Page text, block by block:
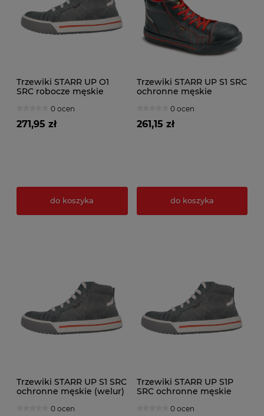
Trzewiki STARR UP O1
SRC robocze męskie
0 ocen
271,95 zł
do koszyka
Trzewiki STARR UP S1 SRC
ochronne męskie
0 ocen
261,15 zł
do koszyka
Trzewiki STARR UP S1 SRC
ochronne męskie (welur)
0 ocen
Trzewiki STARR UP S1P
SRC ochronne męskie
0 ocen